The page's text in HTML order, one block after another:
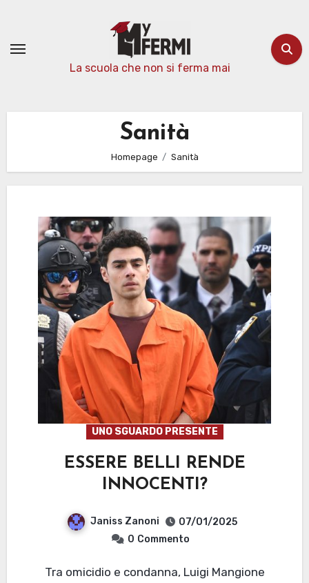
contenuto
La scuola che non si ferma mai
Sanità
Homepage Sanità
UNO SGUARDO PRESENTE
ESSERE BELLI RENDE
INNOCENTI?
Janiss Zanoni
07/01/2025
0 Commento
Tra omicidio e condanna, Luigi Mangione